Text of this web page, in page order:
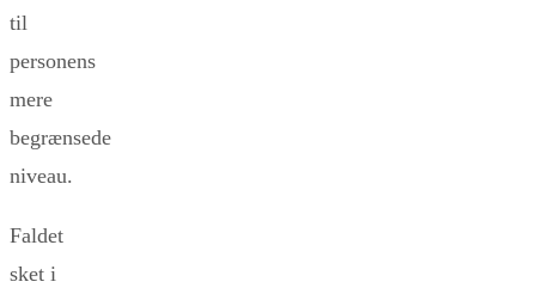
til
personens
mere
begrænsede
niveau.
Faldet
sket i